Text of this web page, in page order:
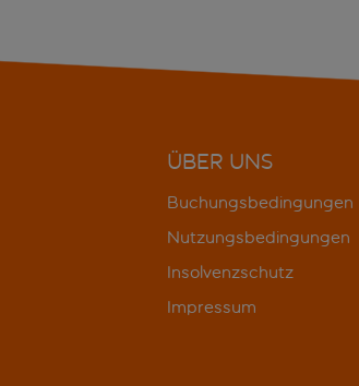
ÜBER UNS
Buchungsbedingungen
Nutzungsbedingungen
Insolvenzschutz
Impressum